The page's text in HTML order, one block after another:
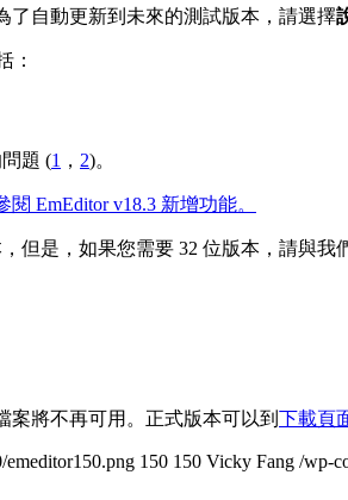
了自動更新到未來的測試版本，請選擇
：
題 (1 ， 2)。
EmEditor v18.3 新增功能。
但是，如果您需要 32 位版本，請與我
案將不再可用。正式版本可以到 下載頁
emeditor150.png 150 150 Vicky Fang /wp-